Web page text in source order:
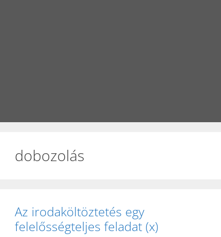
dobozolás
Az irodaköltöztetés egy
felelősségteljes feladat (x)